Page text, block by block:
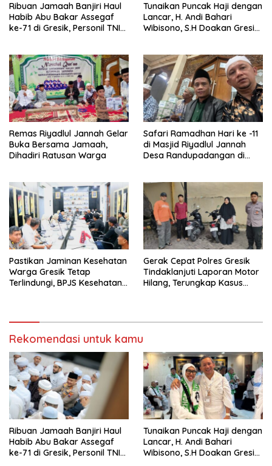
Ribuan Jamaah Banjiri Haul
Habib Abu Bakar Assegaf
ke-71 di Gresik, Personil TNI
Tunaikan Puncak Haji dengan
Lancar, H. Andi Bahari
Wibisono, S.H Doakan Gresik
Remas Riyadlul Jannah Gelar
Buka Bersama Jamaah,
Dihadiri Ratusan Warga
Safari Ramadhan Hari ke -11
di Masjid Riyadlul Jannah
Desa Randupadangan di
Pastikan Jaminan Kesehatan
Warga Gresik Tetap
Terlindungi, BPJS Kesehatan
Gerak Cepat Polres Gresik
Tindaklanjuti Laporan Motor
Hilang, Terungkap Kasus
Rekomendasi untuk kamu
Ribuan Jamaah Banjiri Haul
Habib Abu Bakar Assegaf
ke-71 di Gresik, Personil TNI
Tunaikan Puncak Haji dengan
Lancar, H. Andi Bahari
Wibisono, S.H Doakan Gresik